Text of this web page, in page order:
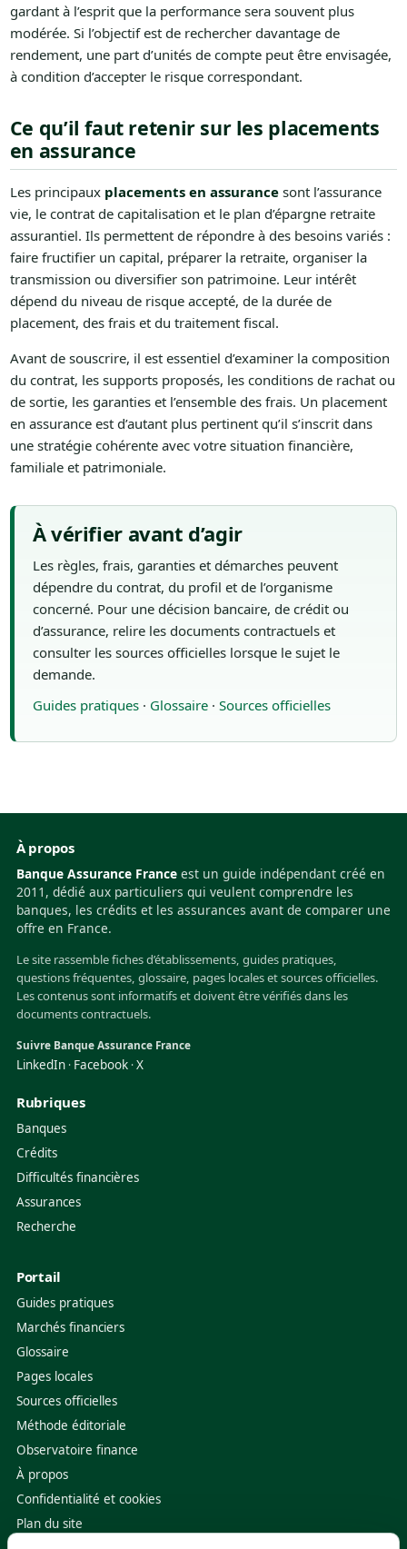
gardant à l’esprit que la performance sera souvent plus
modérée. Si l’objectif est de rechercher davantage de
rendement, une part d’unités de compte peut être envisagée,
à condition d’accepter le risque correspondant.
Ce qu’il faut retenir sur les placements
en assurance
Les principaux placements en assurancesont l’assurance
vie, le contrat de capitalisation et le plan d’épargne retraite
assurantiel. Ils permettent de répondre à des besoins variés :
faire fructifier un capital, préparer la retraite, organiser la
transmission ou diversifier son patrimoine. Leur intérêt
dépend du niveau de risque accepté, de la durée de
placement, des frais et du traitement fiscal.
Avant de souscrire, il est essentiel d’examiner la composition
du contrat, les supports proposés, les conditions de rachat ou
de sortie, les garanties et l’ensemble des frais. Un placement
en assurance est d’autant plus pertinent qu’il s’inscrit dans
une stratégie cohérente avec votre situation financière,
familiale et patrimoniale.
À vérifier avant d’agir
Les règles, frais, garanties et démarches peuvent
dépendre du contrat, du profil et de l’organisme
concerné. Pour une décision bancaire, de crédit ou
d’assurance, relire les documents contractuels et
consulter les sources officielles lorsque le sujet le
demande.
Guides pratiques· Glossaire· Sources officielles
À propos
Banque Assurance France est un guide indépendant créé en
2011, dédié aux particuliers qui veulent comprendre les
banques, les crédits et les assurances avant de comparer une
offre en France.
Le site rassemble fiches d’établissements, guides pratiques,
questions fréquentes, glossaire, pages locales et sources officielles.
Les contenus sont informatifs et doivent être vérifiés dans les
documents contractuels.
Suivre Banque Assurance France
LinkedIn · Facebook ·X
Rubriques
Banques
Crédits
Difficultés financières
Assurances
Recherche
Portail
Guides pratiques
Marchés financiers
Glossaire
Pages locales
Sources officielles
Méthode éditoriale
Observatoire finance
À propos
Confidentialité et cookies
Plan du site